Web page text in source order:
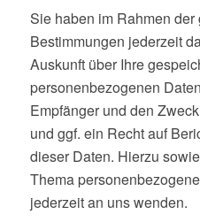
Sie haben im Rahmen
Bestimmungen jederzeit
Auskunft über Ihre
personenbezogenen
Empfänger und den
und ggf. ein Recht auf
dieser Daten. Hierzu
Thema
jederzeit an uns wenden.